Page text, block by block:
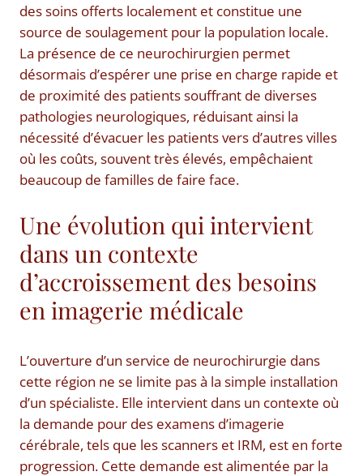
des soins offerts localement et constitue une
source de soulagement pour la population locale.
La présence de ce neurochirurgien permet
désormais d’espérer une prise en charge rapide et
de proximité des patients souffrant de diverses
pathologies neurologiques, réduisant ainsi la
nécessité d’évacuer les patients vers d’autres villes
où les coûts, souvent très élevés, empêchaient
beaucoup de familles de faire face.
Une évolution qui intervient
dans un contexte
d’accroissement des besoins
en imagerie médicale
L’ouverture d’un service de neurochirurgie dans
cette région ne se limite pas à la simple installation
d’un spécialiste. Elle intervient dans un contexte où
la demande pour des examens d’imagerie
cérébrale, tels que les scanners et IRM, est en forte
progression. Cette demande est alimentée par la